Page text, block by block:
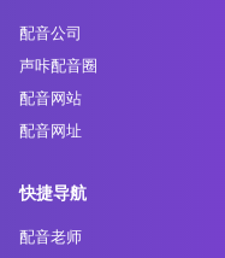
配音公司
声咔配音圈
配音网站
配音网址
快捷导航
配音老师